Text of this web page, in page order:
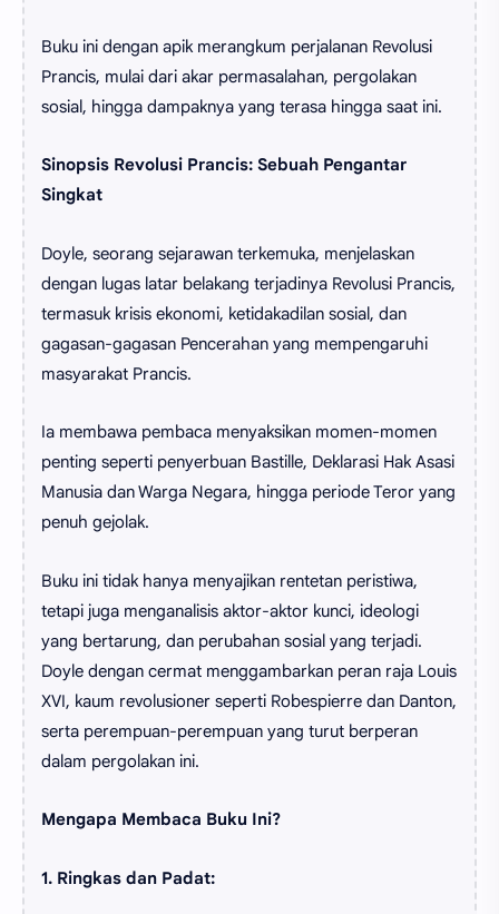
Buku ini dengan apik merangkum perjalanan Revolusi
Prancis, mulai dari akar permasalahan, pergolakan
sosial, hingga dampaknya yang terasa hingga saat ini.
Sinopsis Revolusi Prancis: Sebuah Pengantar
Singkat
Doyle, seorang sejarawan terkemuka, menjelaskan
dengan lugas latar belakang terjadinya Revolusi Prancis,
termasuk krisis ekonomi, ketidakadilan sosial, dan
gagasan-gagasan Pencerahan yang mempengaruhi
masyarakat Prancis.
Ia membawa pembaca menyaksikan momen-momen
penting seperti penyerbuan Bastille, Deklarasi Hak Asasi
Manusia dan Warga Negara, hingga periode Teror yang
penuh gejolak.
Buku ini tidak hanya menyajikan rentetan peristiwa,
tetapi juga menganalisis aktor-aktor kunci, ideologi
yang bertarung, dan perubahan sosial yang terjadi.
Doyle dengan cermat menggambarkan peran raja Louis
XVI, kaum revolusioner seperti Robespierre dan Danton,
serta perempuan-perempuan yang turut berperan
dalam pergolakan ini.
Mengapa Membaca Buku Ini?
1. Ringkas dan Padat: